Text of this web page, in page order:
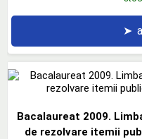
➤
Bacalaureat 2009.
de rezolvare itemii